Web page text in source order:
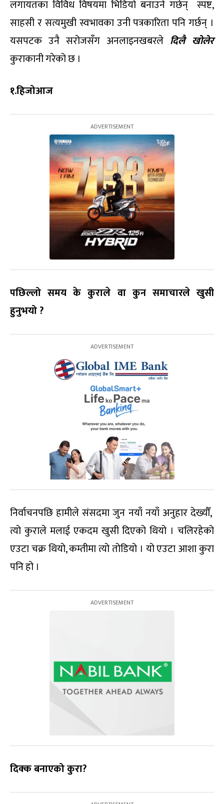
लगायतका विविध विषयमा भिडियो बनाउने गर्छन् स्पष्ट,
साहसी र सत्यमुखी स्वभावका उनी पत्रकारिता पनि गर्छन् ।
यसपटक उनै सरोजसँग अनलाइनखबरले दिलै खोलेर
कुराकानी गरेको छ ।
१.हिजोआज
पछिल्लो समय के कुराले वा कुन समाचारले खुसी
हुनुभयो ?
निर्वाचनपछि हामीले संसदमा जुन नयाँ नयाँ अनुहार देख्यौँ,
त्यो कुराले मलाई एकदम खुसी दिएको थियो । चलिरहेको
एउटा चक्र थियो, कम्तीमा त्यो तोडियो । यो एउटा आशा कुरा
पनि हो ।
दिक्क बनाएको कुरा?